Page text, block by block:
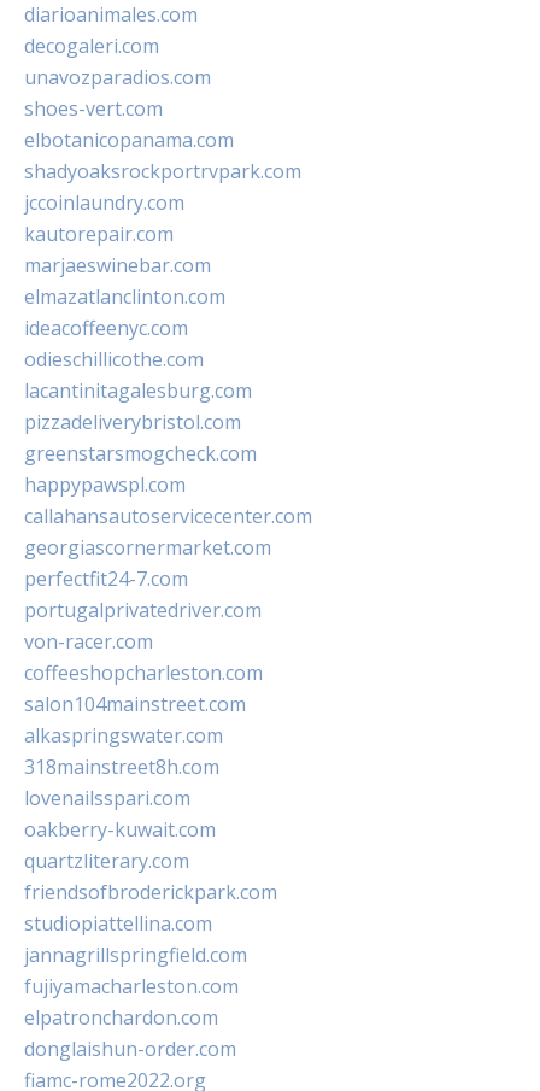
diarioanimales.com
decogaleri.com
unavozparadios.com
shoes-vert.com
elbotanicopanama.com
shadyoaksrockportrvpark.com
jccoinlaundry.com
kautorepair.com
marjaeswinebar.com
elmazatlanclinton.com
ideacoffeenyc.com
odieschillicothe.com
lacantinitagalesburg.com
pizzadeliverybristol.com
greenstarsmogcheck.com
happypawspl.com
callahansautoservicecenter.com
georgiascornermarket.com
perfectfit24-7.com
portugalprivatedriver.com
von-racer.com
coffeeshopcharleston.com
salon104mainstreet.com
alkaspringswater.com
318mainstreet8h.com
lovenailsspari.com
oakberry-kuwait.com
quartzliterary.com
friendsofbroderickpark.com
studiopiattellina.com
jannagrillspringfield.com
fujiyamacharleston.com
elpatronchardon.com
donglaishun-order.com
fiamc-rome2022.org